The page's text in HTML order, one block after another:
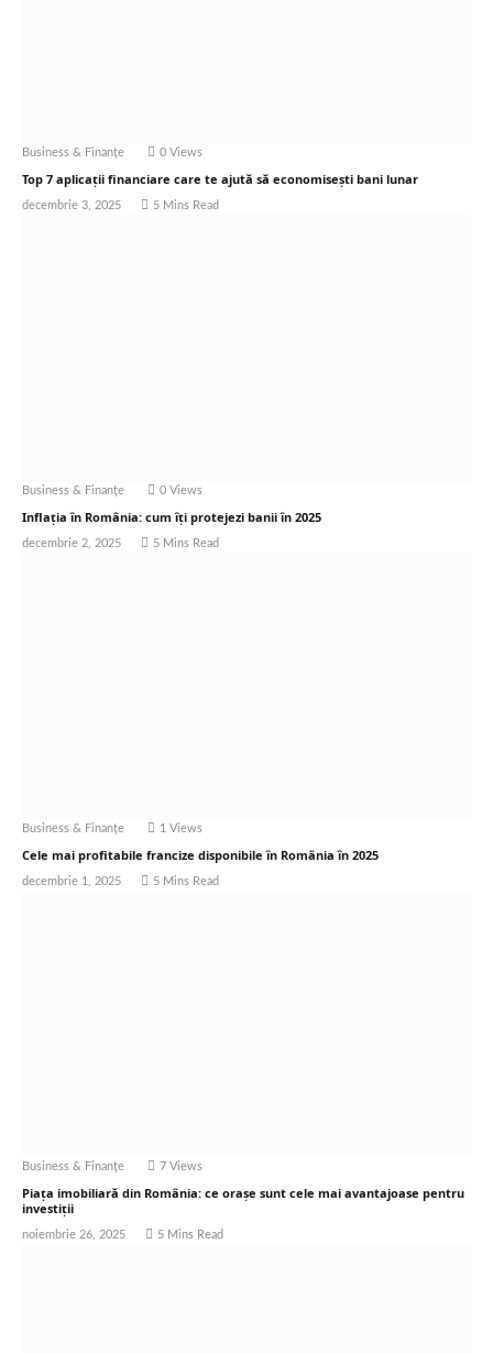
Business & Finanțe 0 Views
Top 7 aplicații financiare care te ajută să economisești bani lunar
decembrie 3, 2025 5 Mins Read
Business & Finanțe 0 Views
Inflația în România: cum îți protejezi banii în 2025
decembrie 2, 2025 5 Mins Read
Business & Finanțe 1 Views
Cele mai profitabile francize disponibile în România în 2025
decembrie 1, 2025 5 Mins Read
Business & Finanțe 7 Views
Piața imobiliară din România: ce orașe sunt cele mai avantajoase pentru
investiții
noiembrie 26, 2025 5 Mins Read